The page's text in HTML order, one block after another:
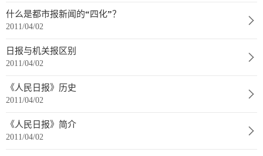
服
务
产
载
升
志
常
题
如
买
什么是都市报新闻的“四化”？
2011/04/02
日报与机关报区别
2011/04/02
《人民日报》历史
2011/04/02
《人民日报》简介
2011/04/02